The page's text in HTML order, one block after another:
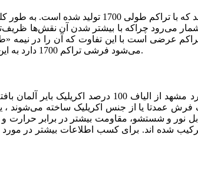
می­باشد که با تراکم طولی 1700
می‌شود فرشی تراکم 1700 دارد به این معنی است که در 10 سانتی متر از طول فرش باید 85 گره وجود داشته باشد.
طرح 2104 بژ آبی نیز همچون دیگر فرش‌های تولید
فرش عمدتا یا از جنس اکریلیک ساخته می‌شوند ،
نور و شستشو، مقاومت بیشتر در برابر حرارت
برای کسب اطلاعات بیشتر در مورد